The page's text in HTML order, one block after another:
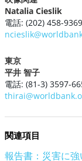
Natalia Cieslik
電話: (202) 458-9369
東京
平井 智子
電話: (81-3) 3597-
関連項目
報告書：災害に